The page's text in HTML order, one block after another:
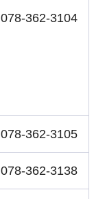
078-362-3104
078-362-3105
078-362-3138